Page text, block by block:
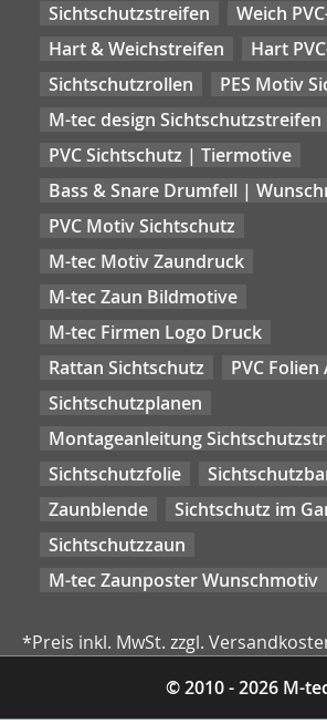
Sichtschutzstreifen
Weich
Hart & Weichstreifen
Hart
Sichtschutzrollen
PES Motiv
M-tec design Sichtschutzstreifen
PVC Sichtschutz | Tiermotive
Bass & Snare Drumfell |
PVC Motiv Sichtschutz
M-tec Motiv Zaundruck
M-tec Zaun Bildmotive
M-tec Firmen Logo Druck
Rattan Sichtschutz
PVC
Sichtschutzplanen
Montageanleitung
Sichtschutzfolie
Zaunblende
Sichtschutz im
Sichtschutzzaun
M-tec Zaunposter Wunschmotiv
*Preis inkl. MwSt. zzgl.
© 2010 - 2026 M-